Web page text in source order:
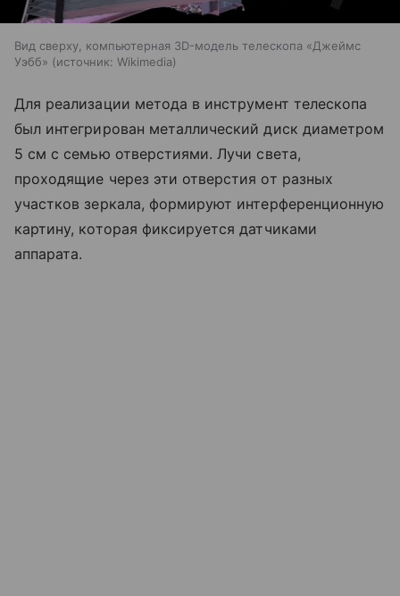
Вид сверху, компьютерная 3D-модель телескопа «Джеймс
Уэбб»
источник: Wikimedia
Для реализации метода в инструмент телескопа
был интегрирован металлический диск диаметром
5 см с семью отверстиями. Лучи света,
проходящие через эти отверстия от разных
участков зеркала, формируют интерференционную
картину, которая фиксируется датчиками
аппарата.